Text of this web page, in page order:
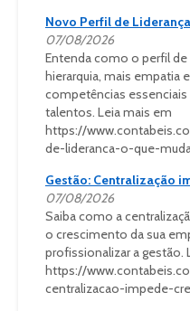
Novo Perfil de
07/08/2026
Entenda como o perfil
hierarquia, mais empatia
competências essenciais
talentos. Leia mais em
https://
de-lideranca-o-que-
Gestão: Centralização
07/08/2026
Saiba como a
o crescimento da sua
profissionalizar a gestão.
https://
centralizacao-impede-